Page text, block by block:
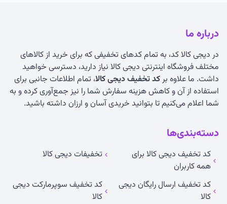
درباره ما
در دیجی کالا کد، به تمام کدهای تخفیفی که برای خرید از کالاهای
مختلف فروشگاه اینترنتی دیجی کالا نیاز دارید، دسترسی خواهید
داشت. ما علاوه برکد تخفیف دیجی کالا، تمام اطلاعات جانبی برای
استفاده از آن و کاهش هزینه سفارش شما را نیز جمع‌آوری کرده و به
شما اعلام می‌کنیم تا بتوانید خریدی آسان و ارزان داشته باشید.
دسته‌بندی‌ها
کد تخفیف دیجی کالا برای
همه کاربران
تخفیفات دیجی کالا
کد تخفیف ارسال رایگان دیجی
کالا
کد تخفیف سوپرمارکت دیجی
کالا